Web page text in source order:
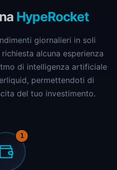
HypeRocket
giornalieri in soli
alcuna esperienza
di intelligenza artificiale
permettendoti di
del tuo investimento.
1